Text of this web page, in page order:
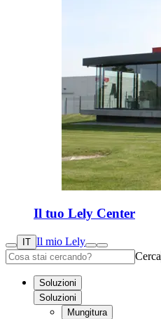
Il tuo Lely Center
IT Il mio Lely
Cerca
Soluzioni
Soluzioni
Mungitura